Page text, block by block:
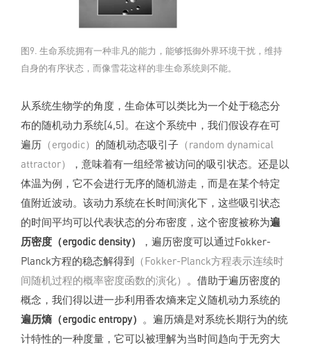
图9. 生命系统拥有一种非凡的能力，能够抵御外界环境干扰，维持
自身的有序状态，而像雪花这样的非生命系统则不能。
从系统生物学的角度，生命体可以类比为一个处于稳态分
布的随机动力系统[4,5]。在这个系统中，我们假设存在可
遍历 （ergodic） 的随机动态吸引子 （random dynamical
attractor）
，意味着有一组经常被访问的吸引状态。还是以
体温为例，它不会进行无序的随机游走，而是在某个特定
值附近波动。该动力系统在长时间演化下，这些吸引状态
的时间平均可以代表状态的分布密度，这个密度被称为遍
历密度（ergodic density）
，遍历密度可以通过Fokker-
Planck方程的稳态解得到 （Fokker-Planck方程表示连续时
间随机过程的概率密度函数的演化）
。借助于遍历密度的
概念，我们得以进一步利用香农熵来定义随机动力系统的
遍历熵（ergodic entropy）
。遍历熵是对系统长期行为的统
计特性的一种度量，它可以被理解为当时间趋向于无穷大